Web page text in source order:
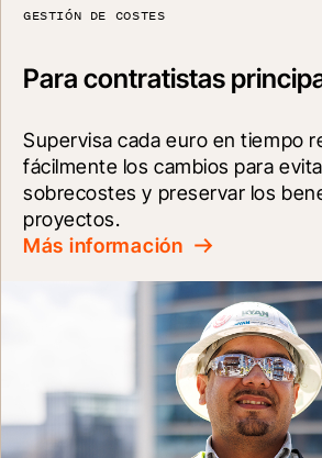
GESTIÓN DE COSTES
Para contratistas
Supervisa cada euro en tiempo
fácilmente los cambios para
sobrecostes y preservar los
proyectos.
Más información